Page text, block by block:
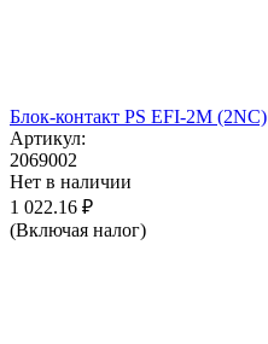
Блок-контакт PS EFI-2M (2NC)
Артикул:
2069002
Нет в наличии
1 022.16 ₽
(Включая налог)